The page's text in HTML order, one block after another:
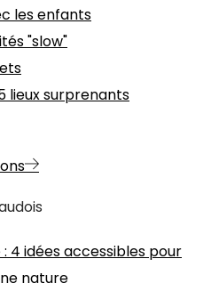
les enfants
"slow"
lieux surprenants
: 4 idées accessibles pour
nature